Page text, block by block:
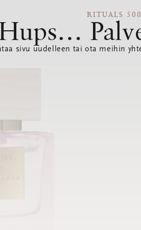
RITUALS 500
sivu uudelleen tai ota meihin